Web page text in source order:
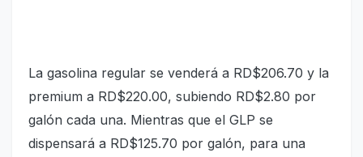
La gasolina regular se venderá a RD$206.70 y la
premium a RD$220.00, subiendo RD$2.80 por
galón cada una. Mientras que el GLP se
dispensará a RD$125.70 por galón, para una